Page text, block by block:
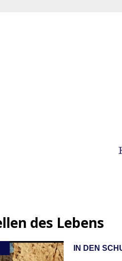
des Lebens
IN DEN